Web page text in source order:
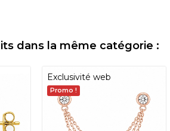
dans la même catégorie :
Exclusivité web
Promo !